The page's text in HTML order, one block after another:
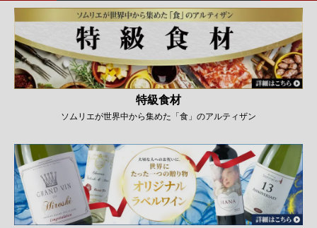
特級食材
ソムリエが世界中から集めた「食」のアルティザン